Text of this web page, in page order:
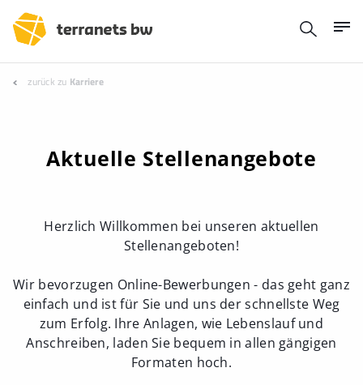
zurück zu Karriere
Aktuelle Stellenangebote
Herzlich Willkommen bei unseren aktuellen
Stellenangeboten!
Wir bevorzugen Online-Bewerbungen - das geht ganz
einfach und ist für Sie und uns der schnellste Weg
zum Erfolg. Ihre Anlagen, wie Lebenslauf und
Anschreiben, laden Sie bequem in allen gängigen
Formaten hoch.